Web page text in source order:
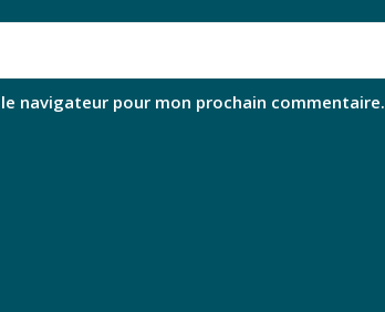
navigateur pour mon prochain commentaire.